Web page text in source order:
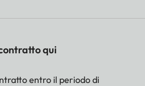
qui
entro il periodo di